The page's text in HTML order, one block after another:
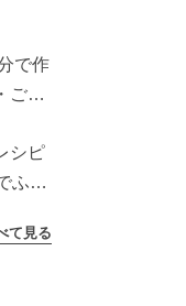
で作
ごは
シピ
ふん
て見る